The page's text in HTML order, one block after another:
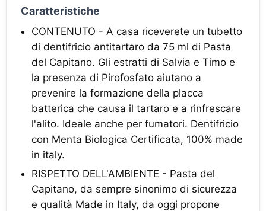
Caratteristiche
CONTENUTO - A casa riceverete un tubetto
di dentifricio antitartaro da 75 ml di Pasta
del Capitano. Gli estratti di Salvia e Timo e
la presenza di Pirofosfato aiutano a
prevenire la formazione della placca
batterica che causa il tartaro e a rinfrescare
l'alito. Ideale anche per fumatori. Dentifricio
con Menta Biologica Certificata, 100% made
in italy.
RISPETTO DELL'AMBIENTE - Pasta del
Capitano, da sempre sinonimo di sicurezza
e qualità Made in Italy, da oggi propone